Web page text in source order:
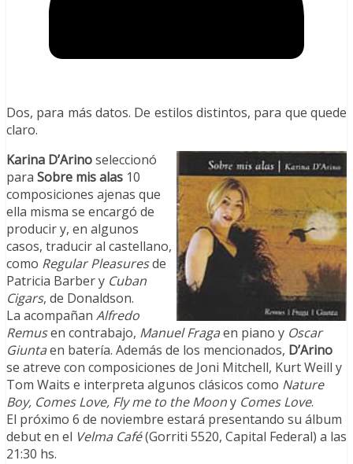
Dos, para más datos. De estilos distintos, para que quede
claro.
Karina D’Arinoseleccionó
para Sobre mis alas 10
composiciones ajenas que
ella misma se encargó de
producir y, en algunos
casos, traducir al castellano,
como Regular Pleasuresde
Patricia Barber y Cuban
Cigars, de Donaldson.
La acompañan Alfredo
Remusen contrabajo, Manuel Fragaen piano y Oscar
Giuntaen batería. Además de los mencionados, D’Arino
se atreve con composiciones de Joni Mitchell, Kurt Weill y
Tom Waits e interpreta algunos clásicos como Nature
Boy, Comes Love, Fly me to the Moony Comes Love.
El próximo 6 de noviembre estará presentando su álbum
debut en el Velma Café(Gorriti 5520, Capital Federal) a las
21:30 hs.